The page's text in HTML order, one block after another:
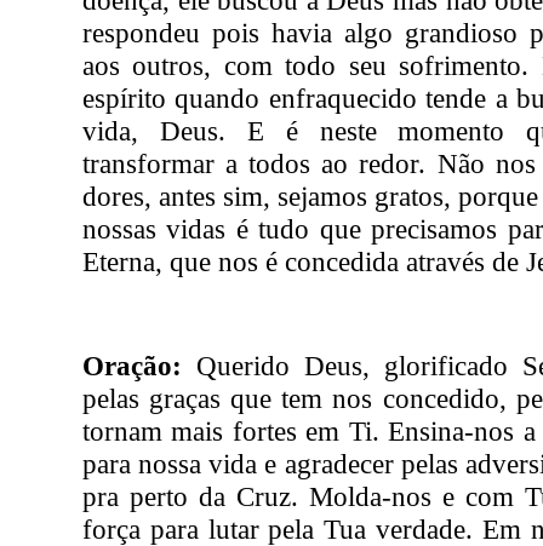
respondeu pois havia algo grandioso
aos outros, com todo seu sofrimento.
espírito quando enfraquecido tende a
vida, Deus. E é neste momento
transformar a todos ao redor. Não nos
dores, antes sim, sejamos gratos,
nossas vidas é tudo que precisamos
Eterna, que nos é concedida através de
Oração: Querido Deus, glorificado
pelas graças que tem nos concedido,
tornam mais fortes em Ti. Ensina-nos a
para nossa vida e agradecer pelas
pra perto da Cruz. Molda-nos e com
força para lutar pela Tua verdade. Em